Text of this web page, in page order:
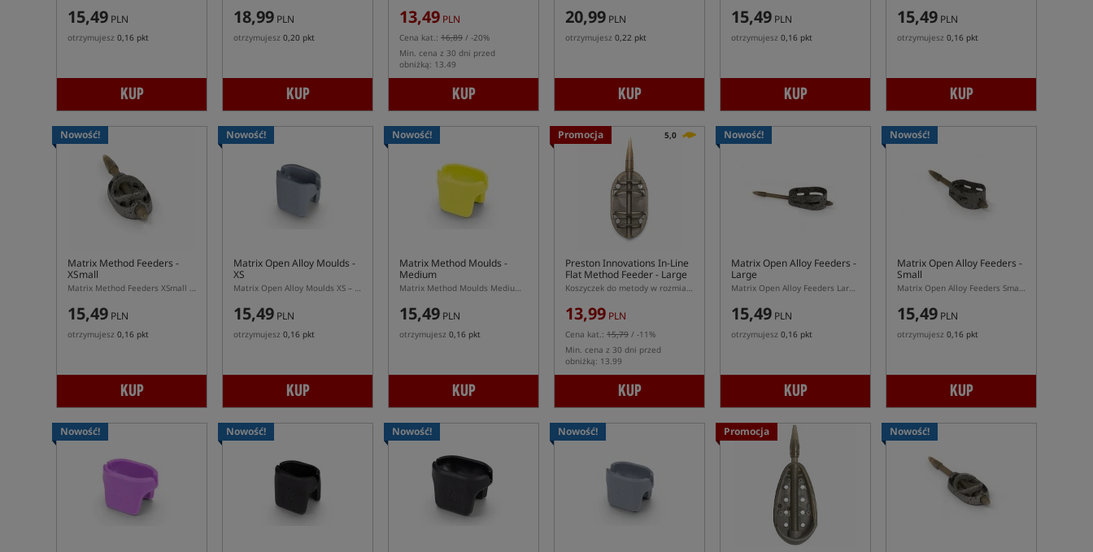
15,49 PLN
otrzymujesz 0,16 pkt
KUP
18,99 PLN
otrzymujesz 0,20 pkt
KUP
13,49 PLN
Cena kat.: 16,89 / -20%
Min. cena z 30 dni przed
obniżką: 13.49
KUP
20,99 PLN
otrzymujesz 0,22 pkt
KUP
15,49 PLN
otrzymujesz 0,16 pkt
KUP
15,49 PLN
otrzymujesz 0,16 pkt
KUP
Nowość!
Matrix Method Feeders -
XSmall
Matrix Method Feeders XSmall – najmniejszy podajnik method feeder XS do systemu Matrix
15,49 PLN
otrzymujesz 0,16 pkt
KUP
Nowość!
Matrix Open Alloy Moulds -
XS
Matrix Open Alloy Moulds XS – foremka do podajników Open Alloy XS
15,49 PLN
otrzymujesz 0,16 pkt
KUP
Nowość!
Matrix Method Moulds -
Medium
Matrix Method Moulds Medium – foremka do podajników Matrix Method Feeder M
15,49 PLN
otrzymujesz 0,16 pkt
KUP
Promocja 5,0
Preston Innovations In-Line
Flat Method Feeder - Large
Koszyczek do metody w rozmiarze L
13,99 PLN
Cena kat.: 15,79 / -11%
Min. cena z 30 dni przed
obniżką: 13.99
KUP
Nowość!
Matrix Open Alloy Feeders -
Large
Matrix Open Alloy Feeders Large – duży podajnik z burtami do pelletu i zanęty
15,49 PLN
otrzymujesz 0,16 pkt
KUP
Nowość!
Matrix Open Alloy Feeders -
Small
Matrix Open Alloy Feeders Small – mały podajnik z burtami do pelletu
15,49 PLN
otrzymujesz 0,16 pkt
KUP
Nowość! Nowość! Nowość! Nowość! Promocja Nowość!